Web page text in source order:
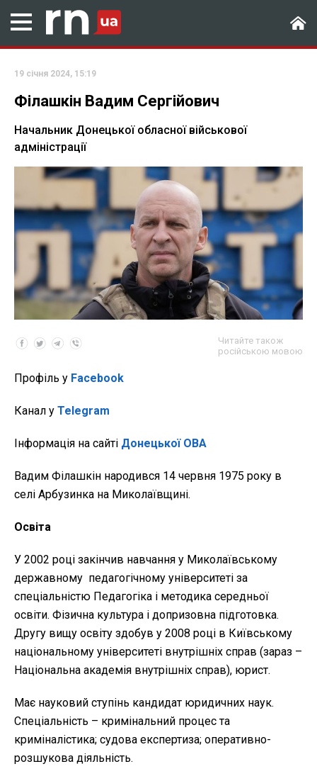
19 січня 2024, 15:19
Філашкін Вадим Сергійович
Начальник Донецької обласної військової
адміністрації
Читайте також
російською мовою
Профіль у Facebook
Канал у Telegram
Інформація на сайті Донецької ОВА
Вадим Філашкін народився 14 червня 1975 року в
селі Арбузинка на Миколаївщині.
Освіта
У 2002 році закінчив навчання у Миколаївському
державному педагогічному університеті за
спеціальністю Педагогіка і методика середньої
освіти. Фізична культура і допризовна підготовка.
Другу вищу освіту здобув у 2008 році в Київському
національному університеті внутрішніх справ (зараз –
Національна академія внутрішніх справ), юрист.
Має науковий ступінь кандидат юридичних наук.
Спеціальність – кримінальний процес та
криміналістика; судова експертиза; оперативно-
розшукова діяльність.